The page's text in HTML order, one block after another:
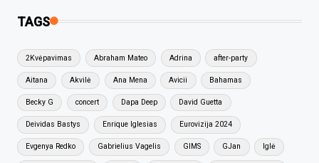
TAGS
2Kvėpavimas Abraham Mateo Adrina after-party
Aitana Akvilė Ana Mena Avicii Bahamas
Becky G concert Dapa Deep David Guetta
Deividas Bastys Enrique Iglesias Eurovizija 2024
Evgenya Redko Gabrielius Vagelis GIMS GJan Iglė